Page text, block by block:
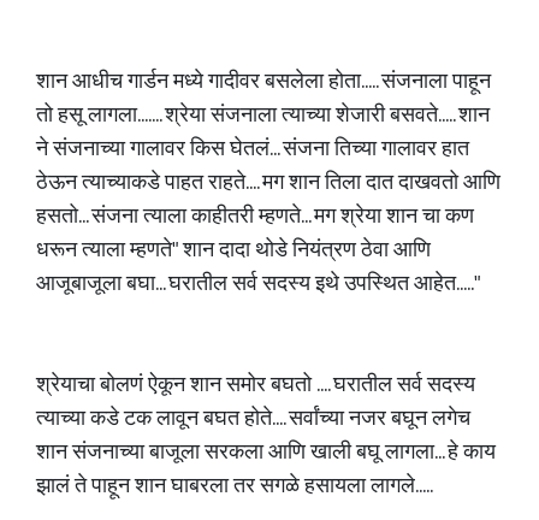
शान आधीच गार्डन मध्ये गादीवर बसलेला होता..... संजनाला पाहून
तो हसू लागला....... श्रेया संजनाला त्याच्या शेजारी बसवते..... शान
ने संजनाच्या गालावर किस घेतलं... संजना तिच्या गालावर हात
ठेऊन त्याच्याकडे पाहत राहते.... मग शान तिला दात दाखवतो आणि
हसतो... संजना त्याला काहीतरी म्हणते... मग श्रेया शान चा कण
धरून त्याला म्हणते" शान दादा थोडे नियंत्रण ठेवा आणि
आजूबाजूला बघा... घरातील सर्व सदस्य इथे उपस्थित आहेत....."
श्रेयाचा बोलणं ऐकून शान समोर बघतो .... घरातील सर्व सदस्य
त्याच्या कडे टक लावून बघत होते.... सर्वांच्या नजर बघून लगेच
शान संजनाच्या बाजूला सरकला आणि खाली बघू लागला... हे काय
झालं ते पाहून शान घाबरला तर सगळे हसायला लागले.....